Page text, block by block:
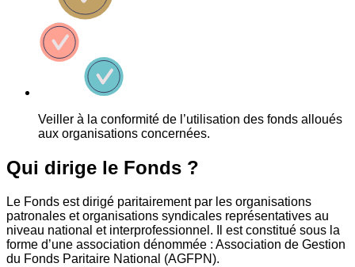
Veiller à la conformité de l’utilisation des fonds alloués
aux organisations concernées.
Qui dirige le Fonds ?
Le Fonds est dirigé paritairement par les organisations
patronales et organisations syndicales représentatives au
niveau national et interprofessionnel. Il est constitué sous la
forme d’une association dénommée : Association de Gestion
du Fonds Paritaire National (AGFPN).